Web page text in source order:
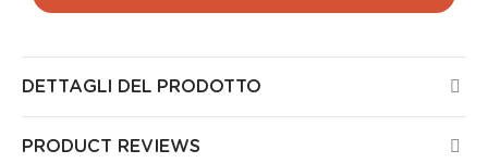
DETTAGLI DEL PRODOTTO
PRODUCT REVIEWS